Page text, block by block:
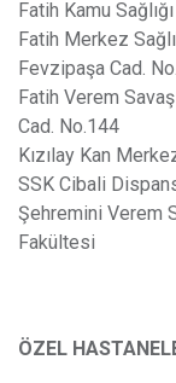
Fatih Kamu
Fatih Merkez
Fevzipaşa Cad.
Fatih Verem
Cad. No.144
Kızılay Kan
SSK Cibali
Şehremini
Fakültesi
ÖZEL